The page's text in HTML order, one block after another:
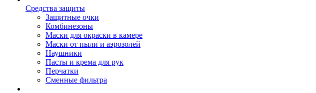
Средства защиты
Защитные очки
Комбинезоны
Маски для окраски в камере
Маски от пыли и аэрозолей
Наушники
Пасты и крема для рук
Перчатки
Сменные фильтра